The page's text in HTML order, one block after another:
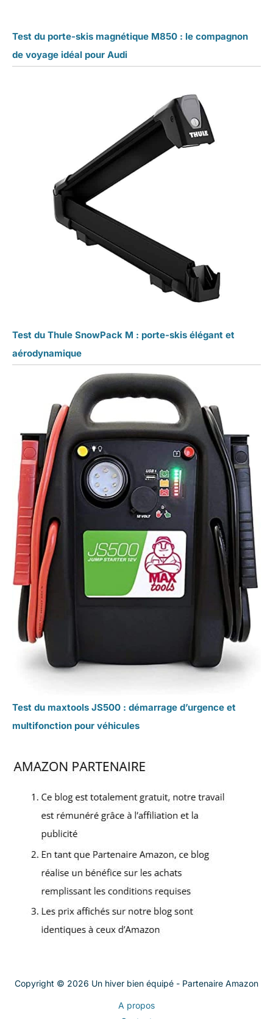
Test du porte-skis magnétique M850 : le compagnon
de voyage idéal pour Audi
Test du Thule SnowPack M : porte-skis élégant et
aérodynamique
Test du maxtools JS500 : démarrage d’urgence et
multifonction pour véhicules
Copyright © 2026 Un hiver bien équipé - Partenaire Amazon
A propos